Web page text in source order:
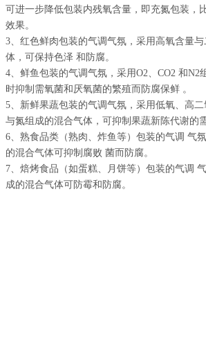
可进一步降低包装内残氧含量，即充氮包装，
效果。
3、红色鲜肉包装的气调气氛，采用高氧含量
体，可保持色泽 和防腐。
4、鲜鱼包装的气调气氛，采用O2、CO2 和N2
时抑制需氧菌和厌氧菌的繁殖而防腐保鲜 。
5、新鲜果蔬包装的气调气氛，采用低氧、高二
与氮组成的混合气体，可抑制果蔬新陈代谢的
6、熟食品类（熟肉、炸鱼等）包装的气调 气
的混合气体可抑制腐败 菌而防腐。
7、焙烤食品（如蛋糕、月饼等）包装的气调
成的混合气体可防霉和防腐。